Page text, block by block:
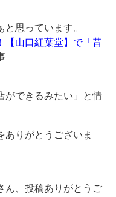
思っています。
【山口紅葉堂】で「昔
ができるみたい」と情
ありがとうございま
ん、投稿ありがとうご